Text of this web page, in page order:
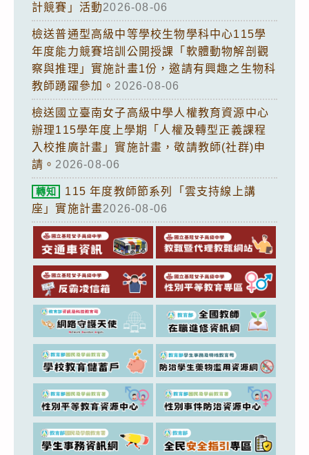
計競賽」活動2026-08-06
檢送普通型高級中等學校生物學科中心115學
年度能力競賽培訓公開授課「軟體動物解剖觀
察與推理」實施計畫1份，邀請有興趣之生物科
教師踴躍參加。 2026-08-06
檢送國立臺南女子高級中學人權教育資源中心
辦理115學年度上學期「人權及轉型正義課程
入校推廣計畫」實施計畫，敬請教師(社群)申
請。 2026-08-06
轉知
115 年度教師節系列「雲支持線上講
座」實施計畫2026-08-06